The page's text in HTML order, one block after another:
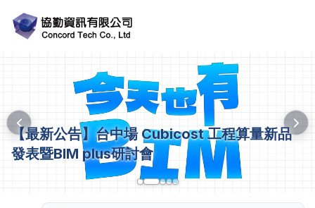
【最新公告】台中場 Cubicost 工程算量新品
發表暨BIM plus研討會